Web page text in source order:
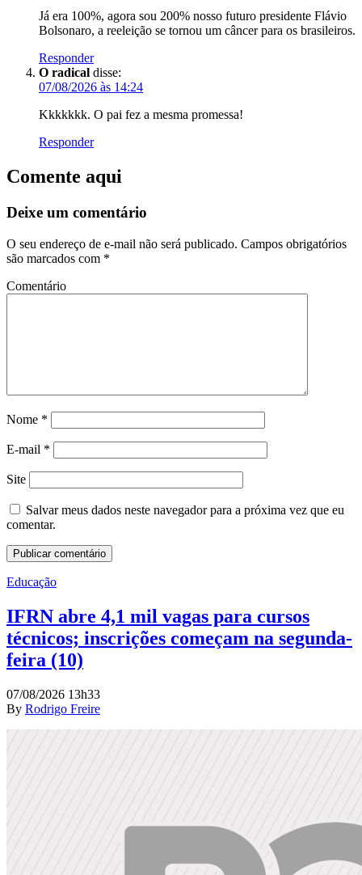
Já era 100%, agora sou 200% nosso futuro presidente Flávio
Bolsonaro, a reeleição se tornou um câncer para os brasileiros.
Responder
O radical disse:
07/08/2026 às 14:24
Kkkkkkk. O pai fez a mesma promessa!
Responder
Comente aqui
Deixe um comentário
O seu endereço de e-mail não será publicado. Campos obrigatórios
são marcados com *
Comentário
Nome *
E-mail *
Site
Salvar meus dados neste navegador para a próxima vez que eu
comentar.
Educação
IFRN abre 4,1 mil vagas para cursos
técnicos; inscrições começam na segunda-
feira (10)
07/08/2026 13h33
By Rodrigo Freire